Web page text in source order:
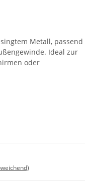
Metall, passend
Ideal zur
oder